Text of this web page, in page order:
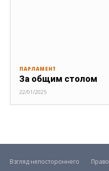
ПАРЛАМЕНТ
За общим столом
22/01/2025
Взгляд непостороннего Право